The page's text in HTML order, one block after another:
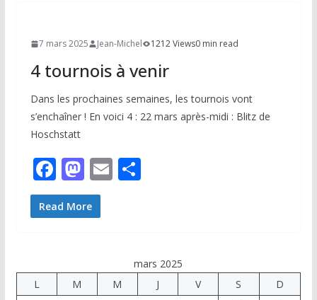
7 mars 2025 Jean-Michel 1212 Views0 min read
4 tournois à venir
Dans les prochaines semaines, les tournois vont
s’enchaîner ! En voici 4 : 22 mars après-midi : Blitz de
Hoschstatt
F
ac
e
o
M
as
to
n
E P
er
Read More
mars 2025
L
M M J V S
D